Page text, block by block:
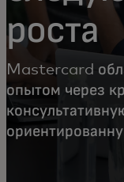
роста
Mastercard
опытом через